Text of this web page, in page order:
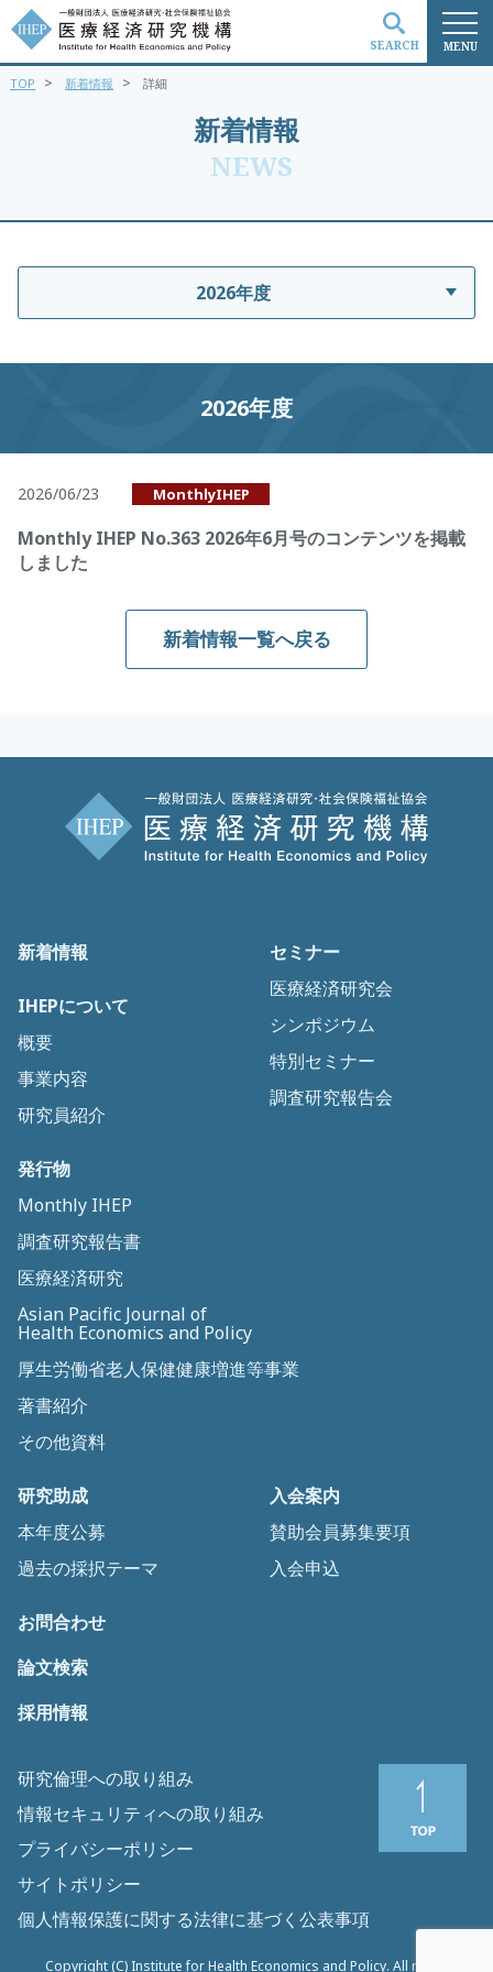
MENU
SEARCH
新着情報
NEWS
TOP > 新着情報 > 詳細
2026年度
2026年度
2026/06/23 MonthlyIHEP
Monthly IHEP No.363 2026年6月号のコンテンツを掲載
しました
新着情報一覧へ戻る
新着情報
IHEPについて
概要
事業内容
研究員紹介
セミナー
医療経済研究会
シンポジウム
特別セミナー
調査研究報告会
発行物
Monthly IHEP
調査研究報告書
医療経済研究
Asian Pacific Journal of
Health Economics and Policy
厚生労働省老人保健健康増進等事業
著書紹介
その他資料
研究助成
本年度公募
過去の採択テーマ
入会案内
賛助会員募集要項
入会申込
お問合わせ
論文検索
採用情報
研究倫理への取り組み
情報セキュリティへの取り組み
プライバシーポリシー
サイトポリシー
個人情報保護に関する法律に基づく公表事項
Copyright (C) Institute for Health Economics and Policy. All rights